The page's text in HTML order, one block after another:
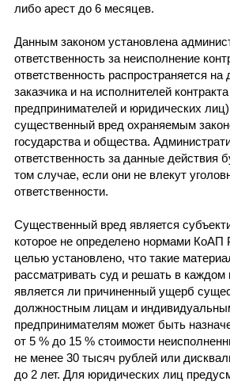
либо арест до 6 месяцев.
Данным законом установлена
ответственность за неисполнение
ответственность распространяется
заказчика и на исполнителей
предпринимателей и юридических
существенный вред охраняемым
государства и общества.
ответственность за данные действия
том случае, если они не влекут
ответственности.
Существенный вред является
которое не определено нормами
целью установлено, что такие
рассматривать суд и решать в каждом
является ли причиненный ущерб
должностным лицам и
предпринимателям может быть
от 5 % до 15 % стоимости
не менее 30 тысяч рублей или
до 2 лет. Для юридических лиц